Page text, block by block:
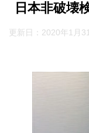
日本非破壊
更新日： 2020年1月